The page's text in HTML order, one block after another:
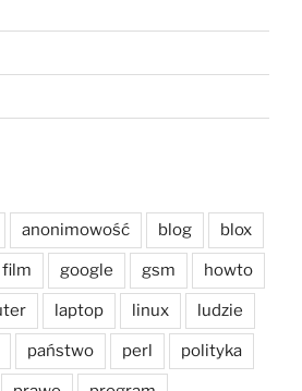
anonimowość blog blox
film google gsm howto
laptop linux ludzie
państwo perl polityka